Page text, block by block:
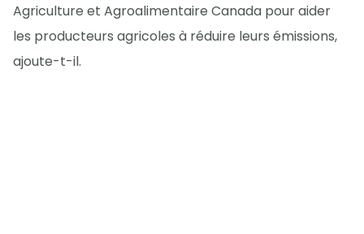
Agriculture et Agroalimentaire Canada pour aider
les producteurs agricoles à réduire leurs émissions,
ajoute-t-il.